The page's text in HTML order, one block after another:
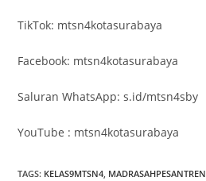
TikTok: mtsn4kotasurabaya
Facebook: mtsn4kotasurabaya
‎Saluran WhatsApp: ‪s.id/mtsn4sby‬
YouTube : mtsn4kotasurabaya
TAGS: KELAS9MTSN4 MADRASAHPESANTREN